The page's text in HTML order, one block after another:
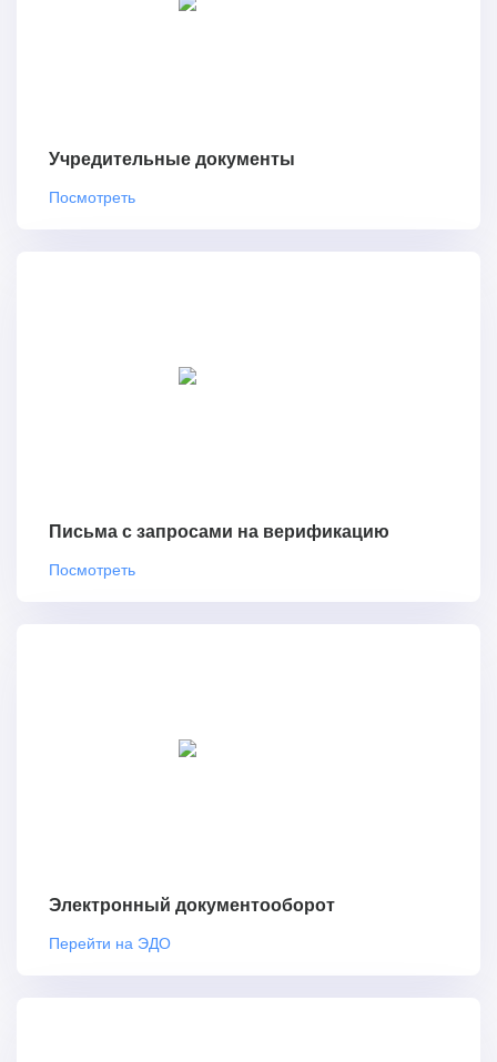
Учредительные документы
Посмотреть
Письма с запросами на верификацию
Посмотреть
Электронный документооборот
Перейти на ЭДО